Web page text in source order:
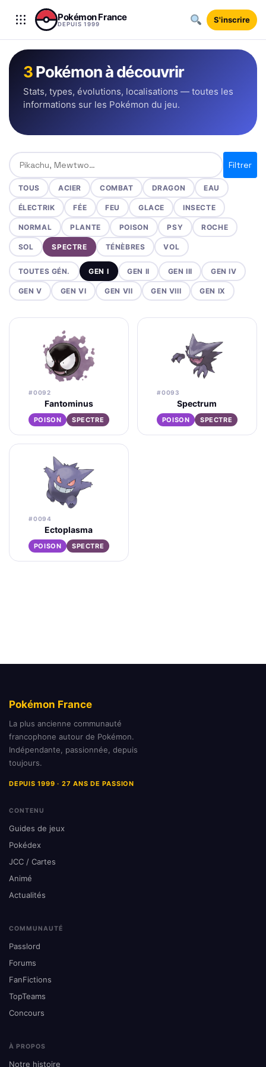
Aller au contenu
Pokémon France
DEPUIS 1999 S'inscrire
3Pokémon à découvrir
Stats, types, évolutions, localisations — toutes les
informations sur les Pokémon du jeu.
Rechercher un Pokémon
Filtrer
TOUS ACIER COMBAT DRAGON EAU
ÉLECTRIK FÉE FEU GLACE INSECTE
NORMAL PLANTE POISON PSY ROCHE
SOL SPECTRE TÉNÈBRES VOL
TOUTES GÉN. GEN I GEN II GEN III GEN IV
GEN V GEN VI GEN VII GEN VIII GEN IX
#0092
Fantominus
POISON SPECTRE
#0093
Spectrum
POISON SPECTRE
#0094
Ectoplasma
POISON SPECTRE
Pokémon France
La plus ancienne communauté
francophone autour de Pokémon.
Indépendante, passionnée, depuis
toujours.
DEPUIS 1999 · 27 ANS DE PASSION
CONTENU
Guides de jeux
Pokédex
JCC / Cartes
Animé
Actualités
COMMUNAUTÉ
Passlord
Forums
FanFictions
TopTeams
Concours
À PROPOS
Notre histoire